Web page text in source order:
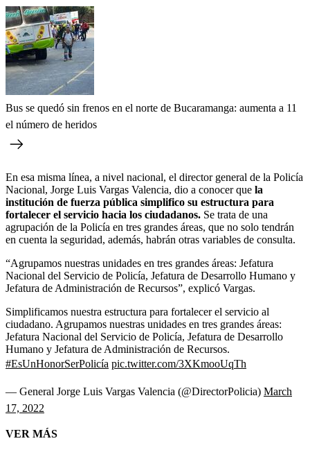
Bus se quedó sin frenos en el norte de Bucaramanga: aumenta a 11
el número de heridos
En esa misma línea, a nivel nacional, el director general de la Policía
Nacional, Jorge Luis Vargas Valencia, dio a conocer que la
institución de fuerza pública simplifico su estructura para
fortalecer el servicio hacia los ciudadanos. Se trata de una
agrupación de la Policía en tres grandes áreas, que no solo tendrán
en cuenta la seguridad, además, habrán otras variables de consulta.
“Agrupamos nuestras unidades en tres grandes áreas: Jefatura
Nacional del Servicio de Policía, Jefatura de Desarrollo Humano y
Jefatura de Administración de Recursos”, explicó Vargas.
Simplificamos nuestra estructura para fortalecer el servicio al
ciudadano. Agrupamos nuestras unidades en tres grandes áreas:
Jefatura Nacional del Servicio de Policía, Jefatura de Desarrollo
Humano y Jefatura de Administración de Recursos.
#EsUnHonorSerPolicía pic.twitter.com/3XKmooUqTh
— General Jorge Luis Vargas Valencia (@DirectorPolicia) March
17, 2022
VER MÁS